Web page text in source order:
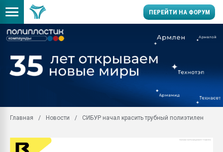
ПЕРЕЙТИ НА ФОРУМ
производство SPC
заводу пластмасс"
Помощь в подборе
Вакуум-формовочные
Главная Новости СИБУР начал красить трубный полиэтилен